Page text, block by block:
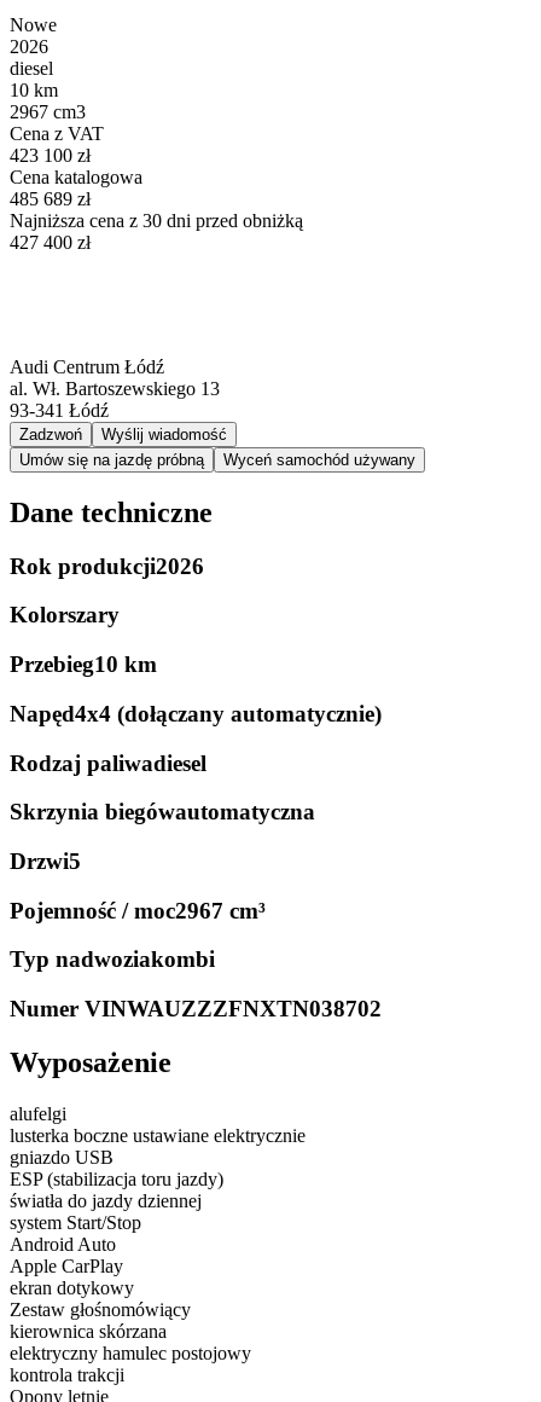
Nowe
2026
diesel
10 km
2967 cm3
Cena z VAT
423 100 zł
Cena katalogowa
485 689 zł
Najniższa cena z 30 dni przed obniżką
427 400 zł
Audi Centrum Łódź
al. Wł. Bartoszewskiego 13
93-341 Łódź
Zadzwoń
Wyślij wiadomość
Umów się na jazdę próbną
Wyceń samochód używany
Dane techniczne
Rok produkcji2026
Kolorszary
Przebieg10 km
Napęd4x4 (dołączany automatycznie)
Rodzaj paliwadiesel
Skrzynia biegówautomatyczna
Drzwi5
Pojemność / moc2967 cm³
Typ nadwoziakombi
Numer VINWAUZZZFNXTN038702
Wyposażenie
alufelgi
lusterka boczne ustawiane elektrycznie
gniazdo USB
ESP (stabilizacja toru jazdy)
światła do jazdy dziennej
system Start/Stop
Android Auto
Apple CarPlay
ekran dotykowy
Zestaw głośnomówiący
kierownica skórzana
elektryczny hamulec postojowy
kontrola trakcji
Opony letnie